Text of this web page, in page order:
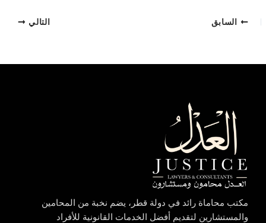
السابق التالي
مكتب محاماة رائد في دولة قطر، يضم نخبة من المحامين
والمستشارين لتقديم أفضل الخدمات القانونية للأفراد